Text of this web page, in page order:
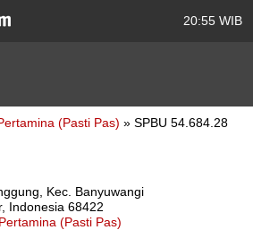
20:55 WIB
(Pasti Pas) » SPBU 54.684.28
Kec. Banyuwangi
Indonesia 68422
(Pasti Pas)